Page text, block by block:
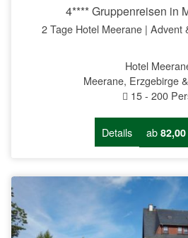
4**** Gruppenreisen in
2 Tage Hotel Meerane | Advent
Hotel
Meerane, Erzgebirge
15- 200
Details ab